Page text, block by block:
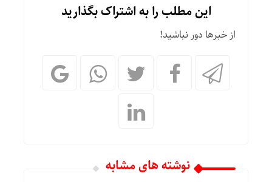
این مطلب را به اشتراک بگذارید
از خبرها دور نباشید!
نوشته های مشابه